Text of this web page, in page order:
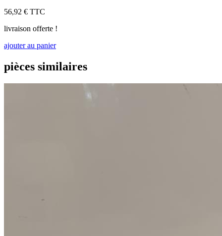
56,92 € TTC
livraison offerte !
ajouter au panier
pièces similaires